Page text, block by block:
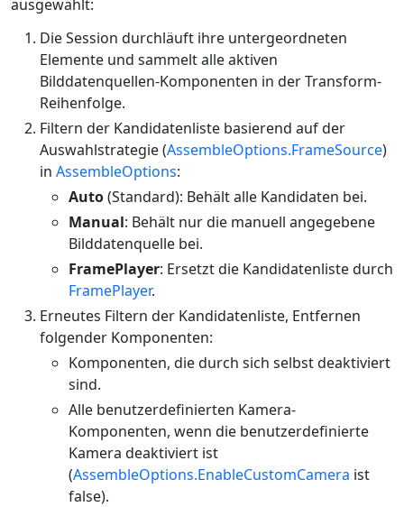
ausgewählt:
Die Session durchläuft ihre untergeordneten
Elemente und sammelt alle aktiven
Bilddatenquellen-Komponenten in der Transform-
Reihenfolge.
Filtern der Kandidatenliste basierend auf der
Auswahlstrategie (AssembleOptions.FrameSource)
in AssembleOptions:
Auto(Standard): Behält alle Kandidaten bei.
Manual: Behält nur die manuell angegebene
Bilddatenquelle bei.
FramePlayer: Ersetzt die Kandidatenliste durch
FramePlayer.
Erneutes Filtern der Kandidatenliste, Entfernen
folgender Komponenten:
Komponenten, die durch sich selbst deaktiviert
sind.
Alle benutzerdefinierten Kamera-
Komponenten, wenn die benutzerdefinierte
Kamera deaktiviert ist
(AssembleOptions.EnableCustomCamera ist
false).